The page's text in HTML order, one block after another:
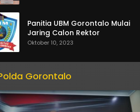
Panitia UBM Gorontalo Mulai
Jaring Calon Rektor
Oktober 10, 2023
Gorontalo